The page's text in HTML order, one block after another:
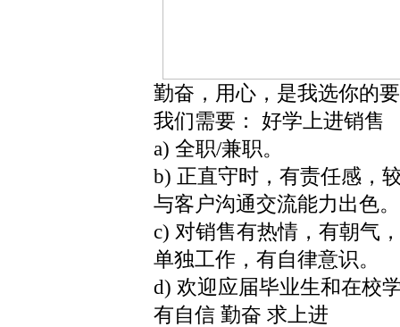
勤奋，用心，是我选你的
我们需要： 好学上进销售
a) 全职/兼职。
b) 正直守时，有责任感，
与客户沟通交流能力出色。
c) 对销售有热情，有朝气
单独工作，有自律意识。
d) 欢迎应届毕业生和在校
有自信 勤奋 求上进